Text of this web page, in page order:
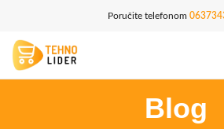
Poručite telefonom
Blog